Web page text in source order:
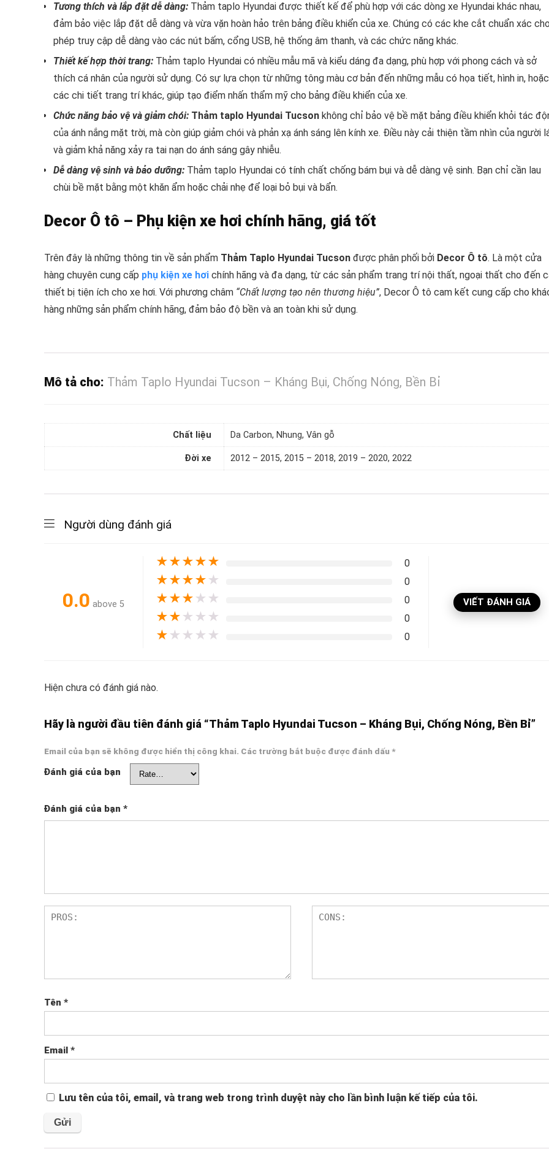
Tương thích và lắp đặt dễ dàng: Thảm taplo Hyundai được thiết kế để phù hợp với các dòng xe Hyundai khác nhau,
đảm bảo việc lắp đặt dễ dàng và vừa vặn hoàn hảo trên bảng điều khiển của xe. Chúng có các khe cắt chuẩn xác
phép truy cập dễ dàng vào các nút bấm, cổng USB, hệ thống âm thanh, và các chức năng khác.
Thiết kế hợp thời trang: Thảm taplo Hyundai có nhiều mẫu mã và kiểu dáng đa dạng, phù hợp với phong cách và sở
thích cá nhân của người sử dụng. Có sự lựa chọn từ những tông màu cơ bản đến những mẫu có họa tiết, hình in, hoặc
các chi tiết trang trí khác, giúp tạo điểm nhấn thẩm mỹ cho bảng điều khiển của xe.
Chức năng bảo vệ và giảm chói: Thảm taplo Hyundai Tucson không chỉ bảo vệ bề mặt bảng điều khiển khỏi tác
của ánh nắng mặt trời, mà còn giúp giảm chói và phản xạ ánh sáng lên kính xe. Điều này cải thiện tầm nhìn của người
và giảm khả năng xảy ra tai nạn do ánh sáng gây nhiễu.
Dễ dàng vệ sinh và bảo dưỡng: Thảm taplo Hyundai có tính chất chống bám bụi và dễ dàng vệ sinh. Bạn chỉ cần lau
chùi bề mặt bằng một khăn ẩm hoặc chải nhẹ để loại bỏ bụi và bẩn.
Decor Ô tô – Phụ kiện xe hơi chính hãng, giá tốt
Trên đây là những thông tin về sản phẩm Thảm Taplo Hyundai Tucson được phân phối bởi Decor Ô tô. Là một cửa
hàng chuyên cung cấp phụ kiện xe hơi chính hãng và đa dạng, từ các sản phẩm trang trí nội thất, ngoại thất cho đến
thiết bị tiện ích cho xe hơi. Với phương châm “Chất lượng tạo nên thương hiệu”, Decor Ô tô cam kết cung cấp cho
hàng những sản phẩm chính hãng, đảm bảo độ bền và an toàn khi sử dụng.
Mô tả cho: Thảm Taplo Hyundai Tucson – Kháng Bụi, Chống Nóng, Bền Bỉ
Chất liệu Da Carbon, Nhung, Vân gỗ
Đời xe 2012 – 2015, 2015 – 2018, 2019 – 2020, 2022
Người dùng đánh giá
0.0 above 5
★★★★★ 0
★★★★ ★ 0
★★★ ★ ★ 0
★★ ★ ★ ★ 0
★ ★ ★ ★ ★ 0
VIẾT ĐÁNH GIÁ
Hiện chưa có đánh giá nào.
Hãy là người đầu tiên đánh giá “Thảm Taplo Hyundai Tucson – Kháng Bụi, Chống Nóng, Bền Bỉ”
Email của bạn sẽ không được hiển thị công khai. Các trường bắt buộc được đánh dấu*
Đánh giá của bạn
Đánh giá của bạn *
Tên *
Email *
Lưu tên của tôi, email, và trang web trong trình duyệt này cho lần bình luận kế tiếp của tôi.